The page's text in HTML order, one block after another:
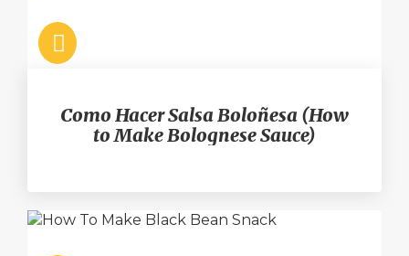
Como Hacer Salsa Boloñesa (How
to Make Bolognese Sauce)